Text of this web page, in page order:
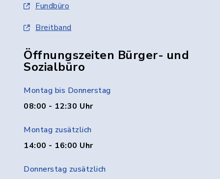
Fundbüro
Breitband
Öffnungszeiten Bürger- und
Sozialbüro
Montag bis Donnerstag
08:00 - 12:30 Uhr
Montag zusätzlich
14:00 - 16:00 Uhr
Donnerstag zusätzlich